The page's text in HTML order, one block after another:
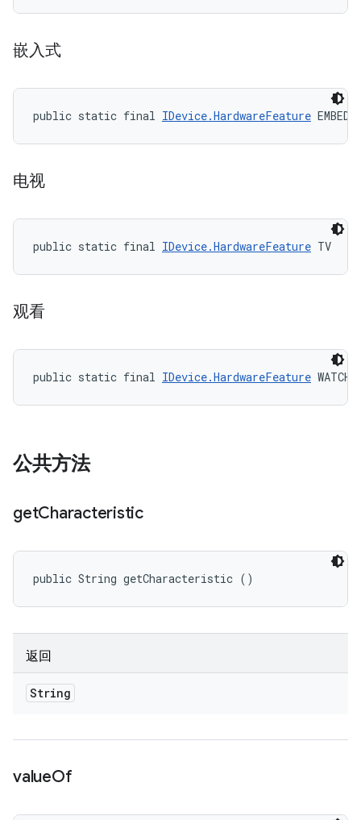
嵌入式
public static final IDevice.HardwareFeature
电视
public static final IDevice.HardwareFeature TV
观看
public static final IDevice.HardwareFeature WATCH
公共方法
getCharacteristic
public String getCharacteristic ()
返回
String
valueOf